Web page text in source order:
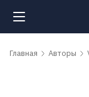
Поиск
Главная Авторы